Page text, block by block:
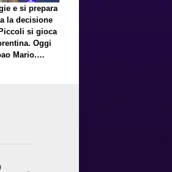
e si prepara
la decisione
si gioca
Oggi
Mario.